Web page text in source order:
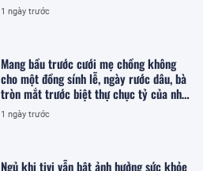
1 ngày trước
Mang bầu trước cưới mẹ chồng không
cho một đồng sính lễ, ngày rước dâu, bà
tròn mắt trước biệt thự chục tỷ của nhà
tôi
1 ngày trước
Ngủ khi tivi vẫn bật ảnh hưởng sức khỏe